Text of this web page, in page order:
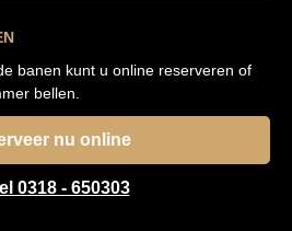
banen kunt u online reserveren of
bellen.
nu online
0318 - 650303